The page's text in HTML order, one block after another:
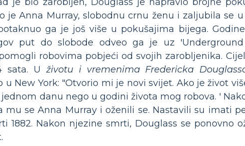
je Anna Murray, slobodnu crnu ženu i zaljubila se
ga je još više u pokušajima bijega.
put do slobode odveo ga je uz 'Underground
robovima pobjeći od svojih zarobljenika.
sata. U životu i vremenima Fredericka
u New York: "Otvorio mi je novi svijet. Ako je život
jednom danu nego u godini života mog robova. '
mu se Anna Murray i oženili se. Nastavili su imati
1882. Nakon njezine smrti, Douglass se ponovno